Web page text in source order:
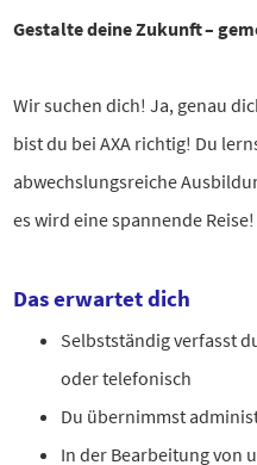
Gestalte deine Zukunft –
Wir suchen dich! Ja, genau
bist du bei AXA richtig! Du
abwechslungsreiche
es wird eine spannende Reise!
Das erwartet dich
Selbstständig verfasst
oder telefonisch
Du übernimmst
In der Bearbeitung von